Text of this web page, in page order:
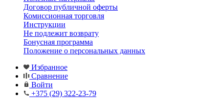
Договор публичной оферты
Комиссионная торговля
Инструкции
Не подлежит возврату
Бонусная программа
Положение о персональных данных
Избранное
Сравнение
Войти
+375 (29) 322-23-79